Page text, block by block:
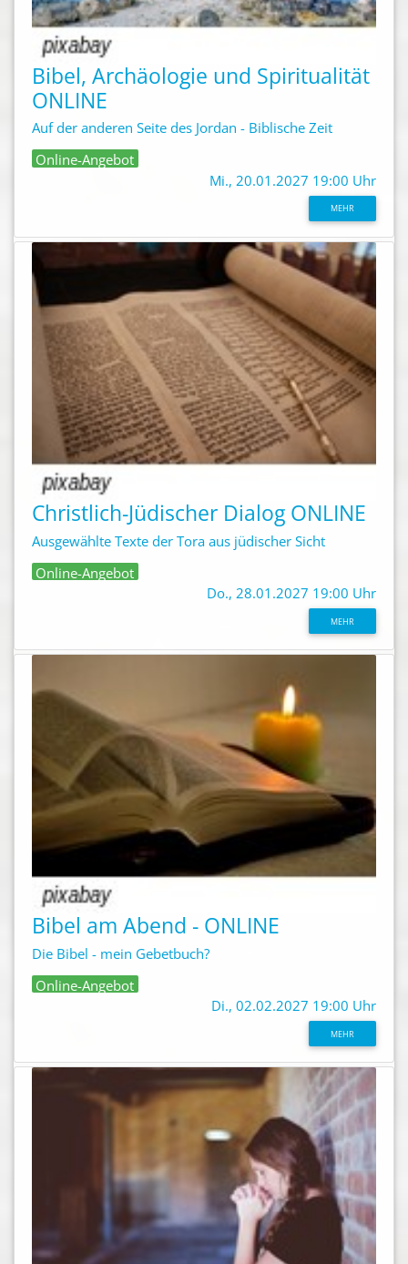
Bibel, Archäologie und Spiritualität
ONLINE
Auf der anderen Seite des Jordan - Biblische Zeit
Online-Angebot
Mi., 20.01.2027 19:00 Uhr
MEHR
Christlich-Jüdischer Dialog ONLINE
Ausgewählte Texte der Tora aus jüdischer Sicht
Online-Angebot
Do., 28.01.2027 19:00 Uhr
MEHR
Bibel am Abend - ONLINE
Die Bibel - mein Gebetbuch?
Online-Angebot
Di., 02.02.2027 19:00 Uhr
MEHR